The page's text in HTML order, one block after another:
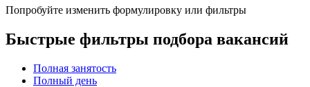
Попробуйте изменить формулировку или фильтры
Быстрые фильтры подбора вакансий
Полная занятость
Полный день